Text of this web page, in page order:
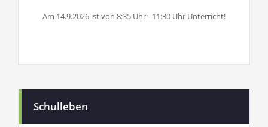
Am 14.9.2026 ist von 8:35 Uhr - 11:30 Uhr Unterricht!
Schulleben